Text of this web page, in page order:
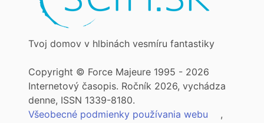
Tvoj domov v hlbinách vesmíru fantastiky
Copyright © Force Majeure 1995 - 2026
Internetový časopis. Ročník 2026, vychádza
denne, ISSN 1339-8180.
Všeobecné podmienky používania webu
,